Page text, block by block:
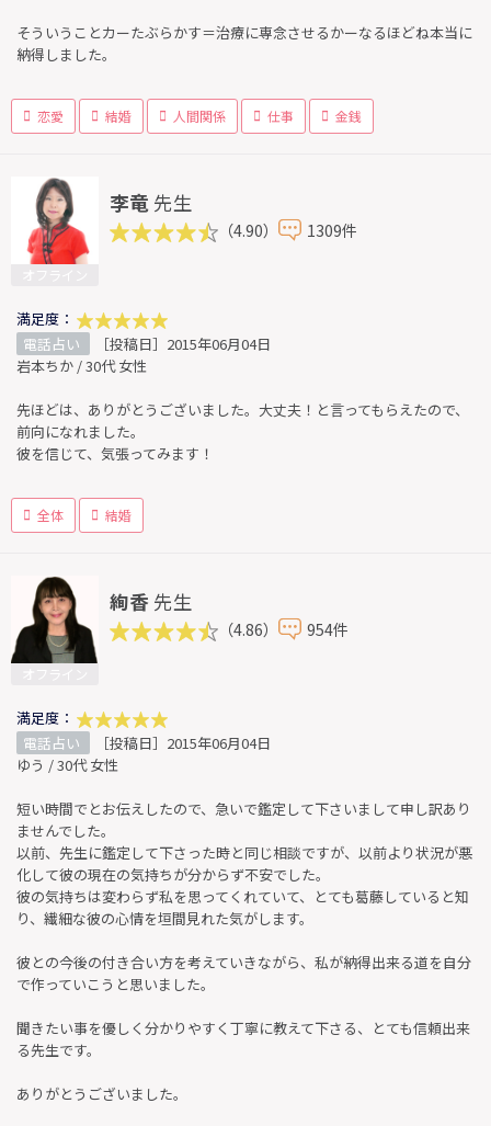
そういうことカーたぶらかす＝治療に専念させるかーなるほどね本当に
納得しました。
恋愛 結婚 人間関係 仕事 金銭
李竜 先生
（4.90） 1309件
満足度：
電話占い
［投稿日］2015年06月04日
岩本ちか / 30代 女性
先ほどは、ありがとうございました。大丈夫！と言ってもらえたので、
前向になれました。
彼を信じて、気張ってみます！
全体 結婚
絢香 先生
（4.86） 954件
満足度：
電話占い
［投稿日］2015年06月04日
ゆう / 30代 女性
短い時間でとお伝えしたので、急いで鑑定して下さいまして申し訳あり
ませんでした。
以前、先生に鑑定して下さった時と同じ相談ですが、以前より状況が悪
化して彼の現在の気持ちが分からず不安でした。
彼の気持ちは変わらず私を思ってくれていて、とても葛藤していると知
り、繊細な彼の心情を垣間見れた気がします。
彼との今後の付き合い方を考えていきながら、私が納得出来る道を自分
で作っていこうと思いました。
聞きたい事を優しく分かりやすく丁寧に教えて下さる、とても信頼出来
る先生です。
ありがとうございました。